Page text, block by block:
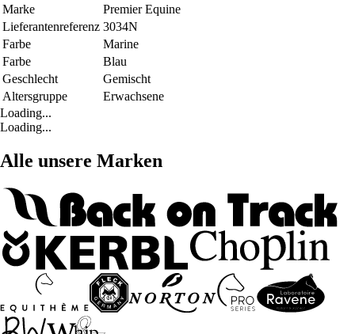
Marke
Premier Equine
Lieferantenreferenz 3034N
Farbe
Marine
Farbe
Blau
Geschlecht
Gemischt
Altersgruppe
Erwachsene
Loading...
Loading...
Alle unsere Marken